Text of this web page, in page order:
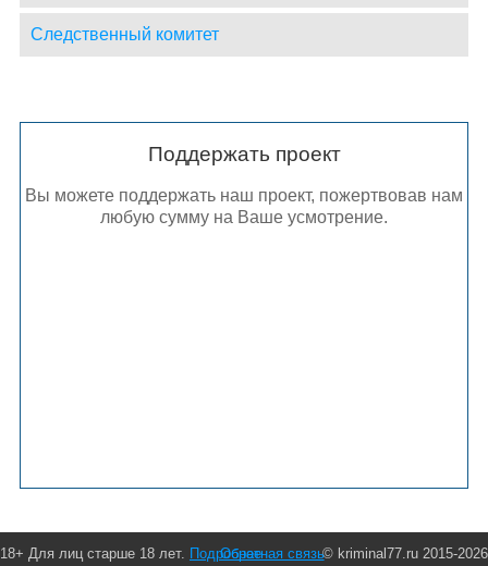
Следственный комитет
Поддержать проект
Вы можете поддержать наш проект, пожертвовав нам
любую сумму на Ваше усмотрение.
18+ Для лиц старше 18 лет. Подробнее © kriminal77.ru 2015-2026
Обратная связь